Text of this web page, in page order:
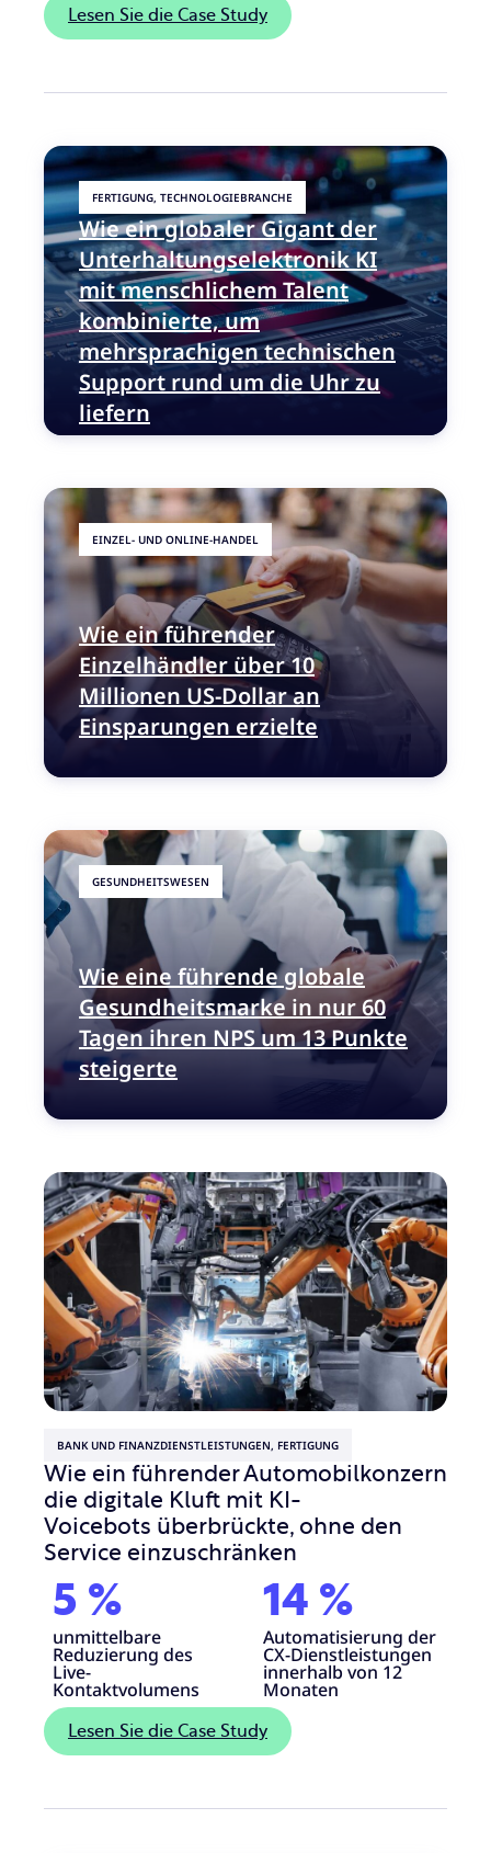
Lesen Sie die Case Study
FERTIGUNG, TECHNOLOGIEBRANCHE
Wie ein globaler Gigant der
Unterhaltungselektronik KI
mit menschlichem Talent
kombinierte, um
mehrsprachigen technischen
Support rund um die Uhr zu
liefern
EINZEL- UND ONLINE-HANDEL
Wie ein führender
Einzelhändler über 10
Millionen US-Dollar an
Einsparungen erzielte
GESUNDHEITSWESEN
Wie eine führende globale
Gesundheitsmarke in nur 60
Tagen ihren NPS um 13 Punkte
steigerte
BANK UND FINANZDIENSTLEISTUNGEN, FERTIGUNG
Wie ein führender Automobilkonzern
die digitale Kluft mit KI-
Voicebots überbrückte, ohne den
Service einzuschränken
5 %
unmittelbare
Reduzierung des
Live-
Kontaktvolumens
14 %
Automatisierung der
CX-Dienstleistungen
innerhalb von 12
Monaten
Lesen Sie die Case Study